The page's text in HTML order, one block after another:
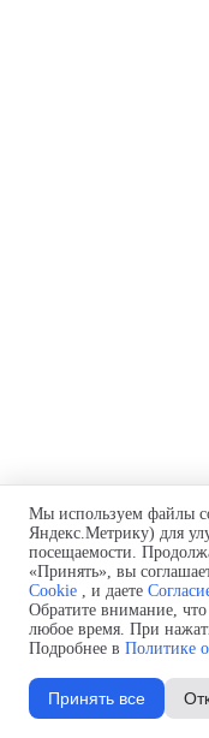
Мы используем файлы
Яндекс.Метрику) для
посещаемости.
«Принять», вы
Cookie , и даете
Обратите внимание, что
любое время. При
Подробнее в Политике
Принять все